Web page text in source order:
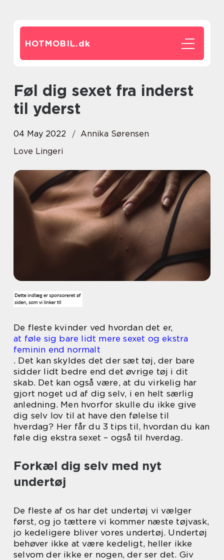
HOTMOBIL.dk
Føl dig sexet fra inderst
til yderst
04 May 2022
Annika Sørensen
Love Lingeri
De fleste kvinder ved hvordan det er,
at føle sig bare lidt mere sexet og ekstra
feminin end normalt
. Det kan skyldes det der sæt tøj, der bare
sidder lidt bedre end det øvrige tøj i dit
skab. Det kan også være, at du virkelig har
gjort noget ud af dig selv, i en helt særlig
anledning. Men hvorfor skulle du ikke give
dig selv lov til at have den følelse til
hverdag? Her får du 3 tips til, hvordan du kan
føle dig ekstra sexet – også til hverdag.
Forkæl dig selv med nyt
undertøj
De fleste af os har det undertøj vi vælger
først, og jo tættere vi kommer næste tøjvask,
jo kedeligere bliver vores undertøj. Undertøj
behøver ikke at være kedeligt, heller ikke
selvom der ikke er nogen, der ser det. Giv